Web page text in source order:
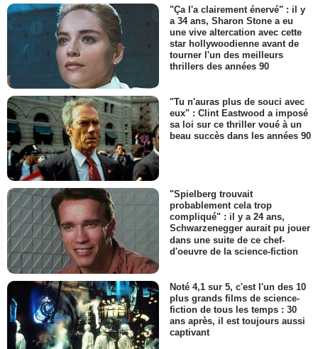
"Ça l'a clairement énervé" : il y
a 34 ans, Sharon Stone a eu
une vive altercation avec cette
star hollywoodienne avant de
tourner l'un des meilleurs
thrillers des années 90
"Tu n'auras plus de souci avec
eux" : Clint Eastwood a imposé
sa loi sur ce thriller voué à un
beau succès dans les années 90
"Spielberg trouvait
probablement cela trop
compliqué" : il y a 24 ans,
Schwarzenegger aurait pu jouer
dans une suite de ce chef-
d'oeuvre de la science-fiction
Noté 4,1 sur 5, c'est l'un des 10
plus grands films de science-
fiction de tous les temps : 30
ans après, il est toujours aussi
captivant